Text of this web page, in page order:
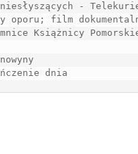
-
oporu; film
Książnicy
dnia